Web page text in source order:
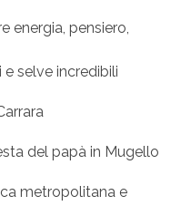
energia, pensiero,
e selve incredibili
del papà in Mugello
metropolitana e